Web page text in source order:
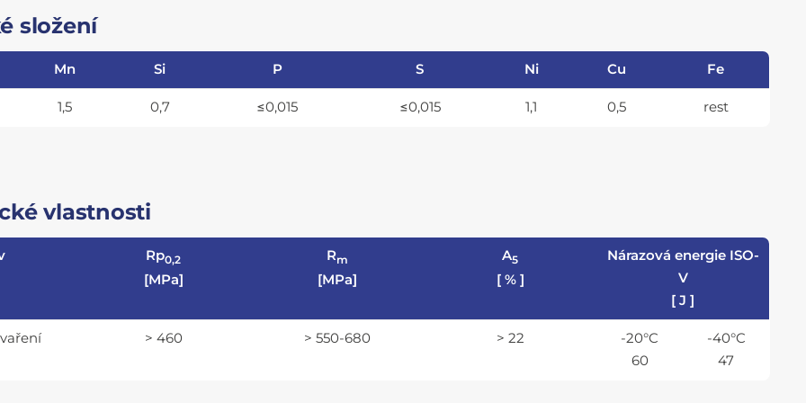
složení
Mn Si P S Ni Cu Fe
1,5 0,7 ≤0,015 ≤0,015 1,1 0,5 rest
vlastnosti
Rp0,2
[MPa]
Rm
[MPa]
A5
[ % ]
Nárazová energie ISO-
V
[ J ]
> 460 > 550-680 > 22
-20°C
60
-40°C
47